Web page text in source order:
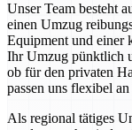
Unser Team besteht
einen Umzug
Equipment und einer
Ihr Umzug pünktlich
ob für den privaten
passen uns flexibel
Als regional tätiges